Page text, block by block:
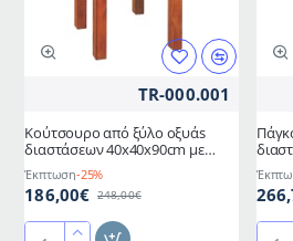
40x40x90cm
TR-000.001
Κούτσουρο από ξύλο οξυάs
διαστάσεων 40x40x90cm με
πάχος 25cm Ελληνικής
κατασκευής
Έκπτωση-25%
186,00€ 248,00€